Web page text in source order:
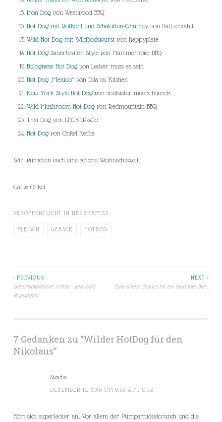
Iron Dogvon Westwood BBQ
Hot Dog mit Rotkohl und Schalotten-Chutneyvon Hatt erzählt
Wild Hot Dog mit Wildbockwurst von happyplate
Hot Dog Sauerbraten Style von Flammenspiel BBQ
Bolognese Hot Dogvon Lecker muss es sein
Hot Dog „Mexico“ von Dila vs. Kitchen
New York Style Hot Dogvon soulsister meets friends
Wild Mushroom Hot Dogvon Redmountain BBQ
Thai Dog von LECKER&Co
Hot Dogvon Onkel Kethe
Wir wünschen euch eine schöne Weihnachtszeit,
Cat & Onkel
VERÖFFENTLICHT IN HERZHAFTES
FLEISCH GEBÄCK HOTDOG
Beitragsnavigation
< PREVIOUS
Geburtstagsfeierei vorbei – jetzt wird
abgestimmt
NEXT >
Eine zweite Chance für ein rauchiges Bier…
7 Gedanken zu “Wilder HotDog für den
Nikolaus”
Sascha
DEZEMBER 19, 2016 UM 9:56 A.M. UHR
Hört sich superlecker an, Vor allem der Pumpernickelcrunch und die